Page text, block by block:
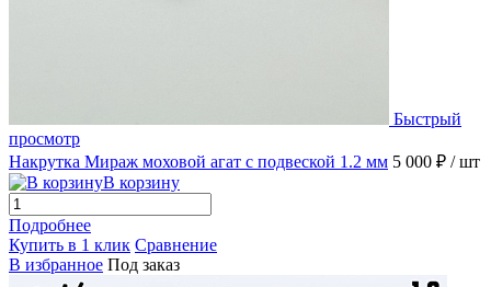
Быстрый
просмотр
Накрутка Мираж моховой агат с подвеской 1.2 мм 5 000 ₽ / шт
В корзину
Подробнее
Купить в 1 клик Сравнение
В избранное Под заказ